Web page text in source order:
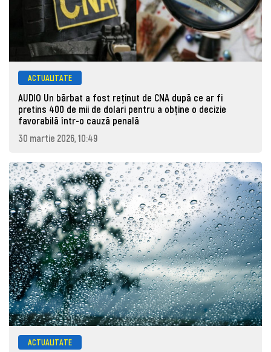
ACTUALITATE
AUDIO Un bărbat a fost reținut de CNA după ce ar fi
pretins 400 de mii de dolari pentru a obține o decizie
favorabilă într-o cauză penală
30 martie 2026, 10:49
ACTUALITATE